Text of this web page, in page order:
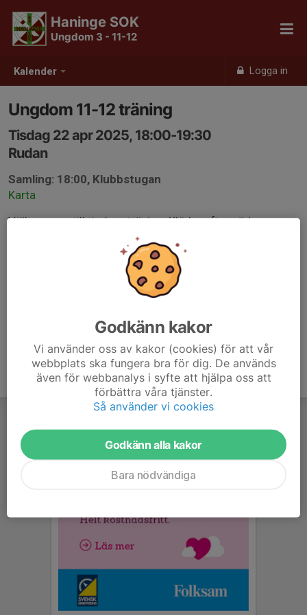
Kalender Logga in
Haninge SOK
Ungdom 3 - 11-12
Ungdom 11-12 träning
Tisdag 22 apr 2025, 18:00-19:30
Rudan
Samling: 18:00, Klubbstugan
Karta
Välkommen till tisdagsträning. Kläder efter väder.
Glöm inte pannlampa om det är mörkt.
Efter träningen finns det soppa och macka att köpa i
Godkänn kakor
Vi använder oss av kakor (cookies) för att vår
webbplats ska fungera bra för dig. De används
även för webbanalys i syfte att hjälpa oss att
förbättra våra tjänster.
Så använder vi cookies
Godkänn alla kakor
Bara nödvändiga